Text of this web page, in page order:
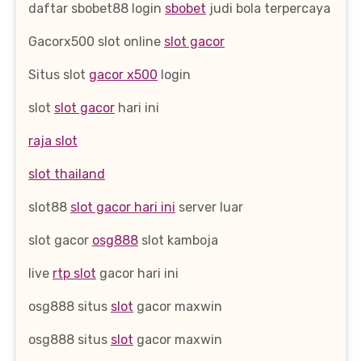
daftar sbobet88 login sbobet judi bola terpercaya
Gacorx500 slot online slot gacor
Situs slot gacor x500 login
slot slot gacor hari ini
raja slot
slot thailand
slot88 slot gacor hari ini server luar
slot gacor osg888 slot kamboja
live rtp slot gacor hari ini
osg888 situs slot gacor maxwin
osg888 situs slot gacor maxwin